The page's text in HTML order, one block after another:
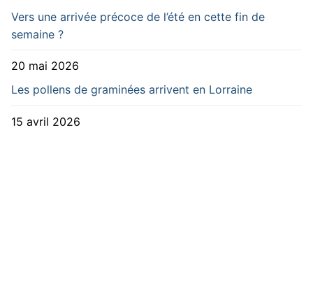
Vers une arrivée précoce de l’été en cette fin de
semaine ?
20 mai 2026
Les pollens de graminées arrivent en Lorraine
15 avril 2026